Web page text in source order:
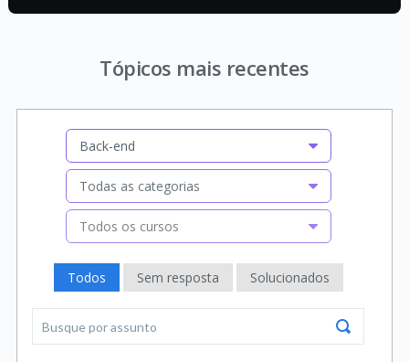
Tópicos mais recentes
Back-end
Todas as categorias
Todos os cursos
Todos Sem resposta Solucionados